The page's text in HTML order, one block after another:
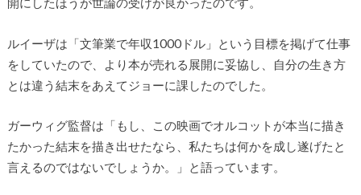
ルイーザは「文筆業で年収1000ドル」という目標を掲げて仕事
をしていたので、より本が売れる展開に妥協し、自分の生き方
とは違う結末をあえてジョーに課したのでした。
ガーウィグ監督は「もし、この映画でオルコットが本当に描き
たかった結末を描き出せたなら、私たちは何かを成し遂げたと
言えるのではないでしょうか。」と語っています。